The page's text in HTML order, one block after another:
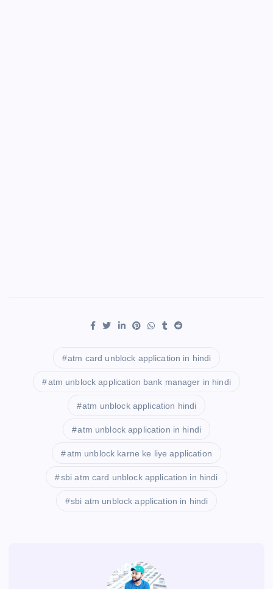
atm card unblock application in hindi
atm unblock application bank manager in hindi
atm unblock application hindi
atm unblock application in hindi
atm unblock karne ke liye application
sbi atm card unblock application in hindi
sbi atm unblock application in hindi